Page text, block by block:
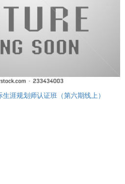
涯规划师认证班（第六期线上）